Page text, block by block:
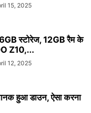
15, 2025
स्टोरेज, 12GB रैम के
Z10,...
12, 2025
हुआ डाउन, ऐसा करना